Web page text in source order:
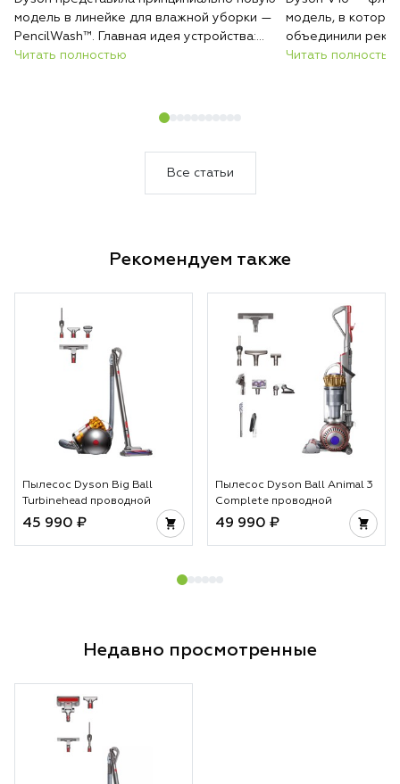
модель в линейке для влажной уборки —
PencilWash™. Главная идея устройства:
сверхтонкий и лёгкий корпус без каких-
Читать полностью
модель, в
объединили
всасывания,
Читать полностью
Все статьи
Рекомендуем также
Пылесос Dyson Big Ball
Turbinehead проводной
45 990 ₽
Пылесос Dyson Ball Animal 3
Complete проводной
49 990 ₽
Недавно просмотренные